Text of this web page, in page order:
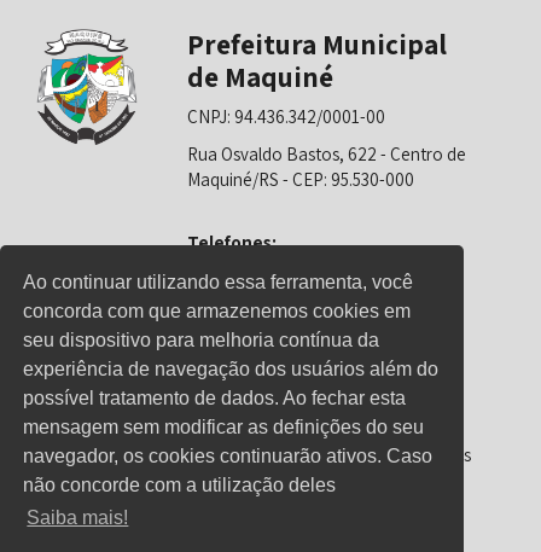
Ao continuar utilizando essa ferramenta, você
concorda com que armazenemos cookies em
seu dispositivo para melhoria contínua da
experiência de navegação dos usuários além do
possível tratamento de dados. Ao fechar esta
mensagem sem modificar as definições do seu
navegador, os cookies continuarão ativos. Caso
não concorde com a utilização deles
Saiba mais!
Prefeitura Municipal
de Maquiné
CNPJ: 94.436.342/0001-00
Rua Osvaldo Bastos, 622 - Centro de
Maquiné/RS - CEP: 95.530-000
Telefones:
0800-6281325 (Prefeitura)
0800-6281326 (Educação)
0800-6281139 (Saúde)
Horário de Atendimento
Segunda-feira a sexta-feira: 08h00 às
12h00 e 13h00 às 17h00